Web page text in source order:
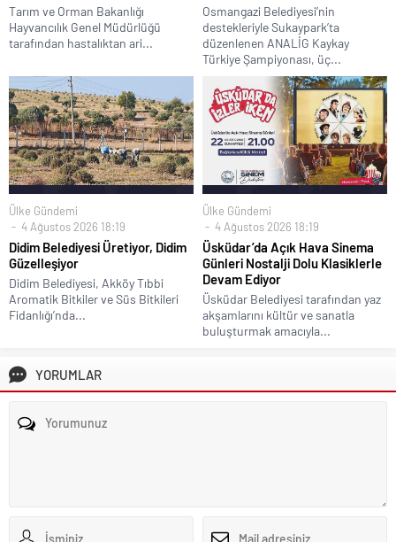
Tarım ve Orman Bakanlığı
Hayvancılık Genel Müdürlüğü
tarafından hastalıktan ari...
Osmangazi Belediyesi’nin
destekleriyle Sukaypark’ta
düzenlenen ANALİG Kaykay
Türkiye Şampiyonası, üç...
Ülke Gündemi
4 Ağustos 2026 18:19
Didim Belediyesi Üretiyor, Didim
Güzelleşiyor
Didim Belediyesi, Akköy Tıbbi
Aromatik Bitkiler ve Süs Bitkileri
Fidanlığı’nda...
Ülke Gündemi
4 Ağustos 2026 18:19
Üsküdar’da Açık Hava Sinema
Günleri Nostalji Dolu Klasiklerle
Devam Ediyor
Üsküdar Belediyesi tarafından yaz
akşamlarını kültür ve sanatla
buluşturmak amacıyla...
YORUMLAR